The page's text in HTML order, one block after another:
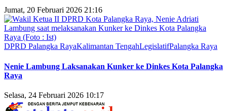
Jumat, 20 Februari 2026 21:16
DPRD Palangka RayaKalimantan TengahLegislatifPalangka Raya
Nenie Lambung Laksanakan Kunker ke Dinkes Kota Palangka
Raya
Selasa, 24 Februari 2026 10:17